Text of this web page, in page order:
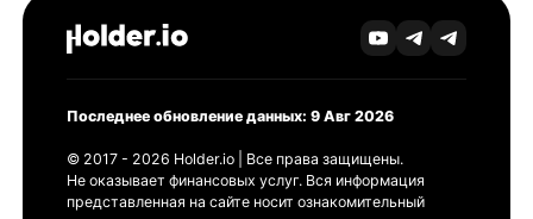
Последнее обновление данных: 9 Авг 2026
© 2017 - 2026 Holder.io | Все права защищены.
Не оказывает финансовых услуг. Вся информация
представленная на сайте носит ознакомительный